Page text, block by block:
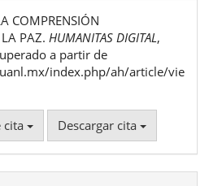
COMPRENSIÓN
PAZ. HUMANITAS DIGITAL,
a partir de
index.php/ah/article/vie
cita Descargar cita